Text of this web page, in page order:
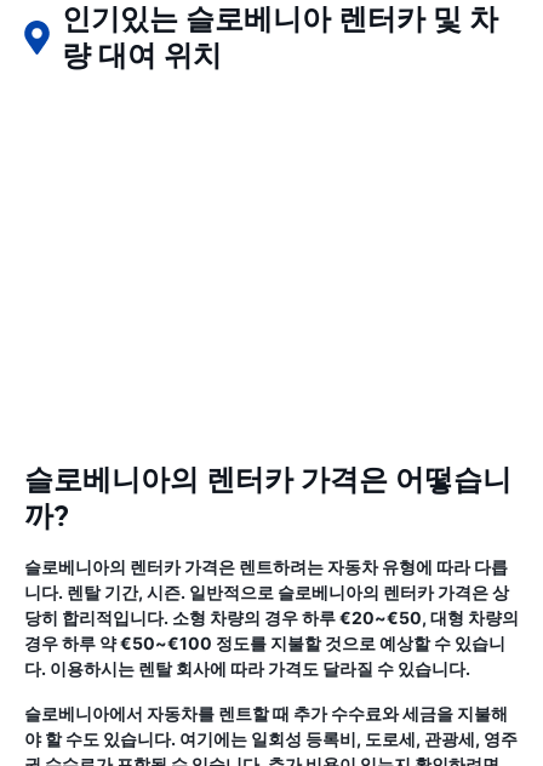
인기있는 슬로베니아 렌터카 및 차
량 대여 위치
슬로베니아의 렌터카 가격은 어떻습니
까?
슬로베니아의 렌터카 가격은 렌트하려는 자동차 유형에 따라 다릅
니다. 렌탈 기간, 시즌. 일반적으로 슬로베니아의 렌터카 가격은 상
당히 합리적입니다. 소형 차량의 경우 하루 €20~€50, 대형 차량의
경우 하루 약 €50~€100 정도를 지불할 것으로 예상할 수 있습니
다. 이용하시는 렌탈 회사에 따라 가격도 달라질 수 있습니다.
슬로베니아에서 자동차를 렌트할 때 추가 수수료와 세금을 지불해
야 할 수도 있습니다. 여기에는 일회성 등록비, 도로세, 관광세, 영주